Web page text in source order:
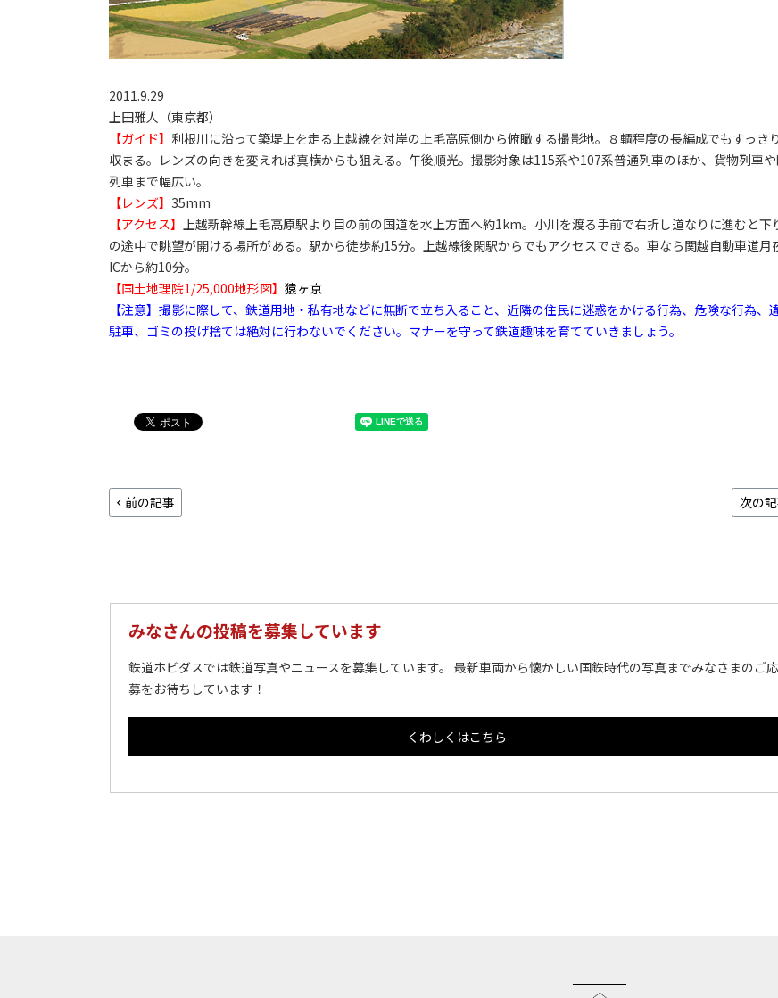
2011.9.29
上田雅人（東京都）
【ガイド】 利根川に沿って築堤上を走る上越線を対岸の上毛高原側から俯瞰する撮影地。８輌程度の長編成でもすっき
収まる。レンズの向きを変えれば真横からも狙える。午後順光。撮影対象は115系や107系普通列車のほか、貨物列車
列車まで幅広い。
【レンズ】 35mm
【アクセス】 上越新幹線上毛高原駅より目の前の国道を水上方面へ約1km。小川を渡る手前で右折し道なりに進むと下
の途中で眺望が開ける場所がある。駅から徒歩約15分。上越線後閑駅からでもアクセスできる。車なら関越自動車道月
ICから約10分。
【国土地理院1/25,000地形図】 猿ヶ京
【注意】撮影に際して、鉄道用地・私有地などに無断で立ち入ること、近隣の住民に迷惑をかける行為、危険な行為、
駐車、ゴミの投げ捨ては絶対に行わないでください。マナーを守って鉄道趣味を育てていきましょう。
前の記事 次の
みなさんの投稿を募集しています
鉄道ホビダスでは鉄道写真やニュースを募集しています。 最新車両から懐かしい国鉄時代の写真までみなさまのご応
募をお待ちしています！
くわしくはこちら